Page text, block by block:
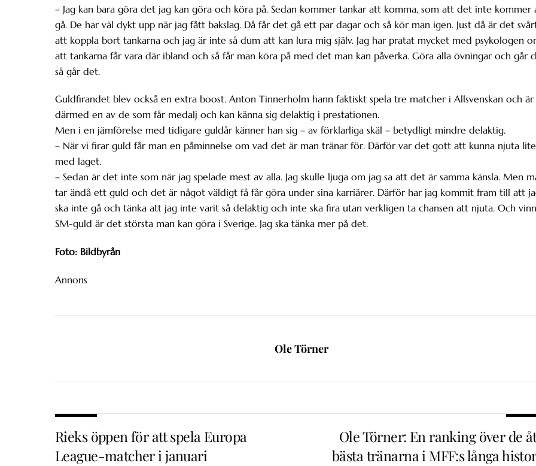
– Jag kan bara göra det jag kan göra och köra på. Sedan kommer tankar att komma, som att det inte kommer
gå. De har väl dykt upp när jag fått bakslag. Då får det gå ett par dagar och så kör man igen. Just då är det
att koppla bort tankarna och jag är inte så dum att kan lura mig själv. Jag har pratat mycket med psykologen
att tankarna får vara där ibland och så får man köra på med det man kan påverka. Göra alla övningar och går
så går det.
Guldfirandet blev också en extra boost. Anton Tinnerholm hann faktiskt spela tre matcher i Allsvenskan och är
därmed en av de som får medalj och kan känna sig delaktig i prestationen.
Men i en jämförelse med tidigare guldår känner han sig – av förklarliga skäl – betydligt mindre delaktig.
– När vi firar guld får man en påminnelse om vad det är man tränar för. Därför var det gott att kunna njuta lite
med laget.
– Sedan är det inte som när jag spelade mest av alla. Jag skulle ljuga om jag sa att det är samma känsla. Men
tar ändå ett guld och det är något väldigt få får göra under sina karriärer. Därför har jag kommit fram till att
ska inte gå och tänka att jag inte varit så delaktig och inte ska fira utan verkligen ta chansen att njuta. Och
SM-guld är det största man kan göra i Sverige. Jag ska tänka mer på det.
Foto: Bildbyrån
Annons
Ole Törner
Rieks öppen för att spela Europa
League-matcher i januari
Ole Törner: En ranking över de
bästa tränarna i MFF:s långa